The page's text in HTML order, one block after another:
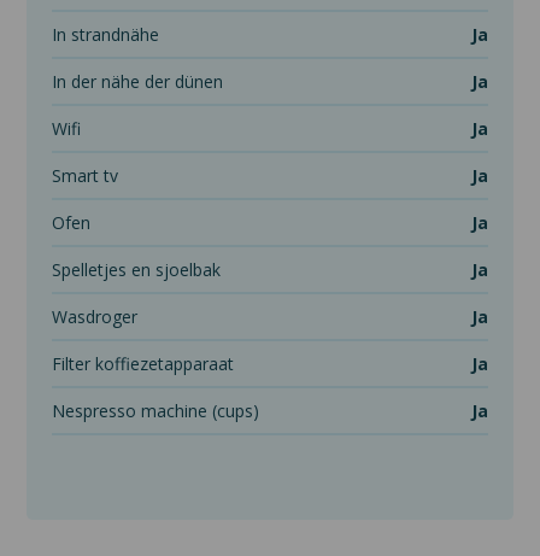
in strandnähe Ja
in der nähe der dünen Ja
wifi Ja
smart tv Ja
ofen Ja
spelletjes en sjoelbak Ja
wasdroger Ja
filter koffiezetapparaat Ja
nespresso machine (cups) Ja